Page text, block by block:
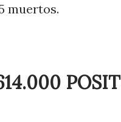
muertos.